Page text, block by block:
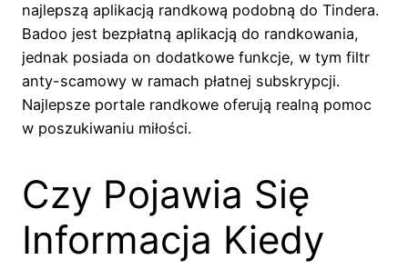
najlepszą aplikacją randkową podobną do Tindera.
Badoo jest bezpłatną aplikacją do randkowania,
jednak posiada on dodatkowe funkcje, w tym filtr
anty-scamowy w ramach płatnej subskrypcji.
Najlepsze portale randkowe oferują realną pomoc
w poszukiwaniu miłości.
Czy Pojawia Się
Informacja Kiedy